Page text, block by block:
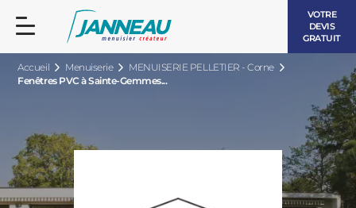
VOTRE
DEVIS
GRATUIT
Accueil Menuiserie
MENUISERIE PELLETIER - Corne
Fenêtres PVC à Sainte-Gemmes...
FENÊTRES ET PORTES-FENÊTRES
LES CONTEMPORAINES